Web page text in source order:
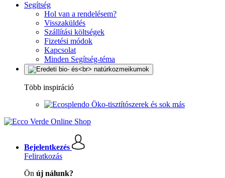
Segítség
Hol van a rendelésem?
Visszaküldés
Szállítási költségek
Fizetési módok
Kapcsolat
Minden Segítség-téma
Több inspiráció
Öko-tisztítószerek és sok más
Bejelentkezés
Feliratkozás
Ön új nálunk?